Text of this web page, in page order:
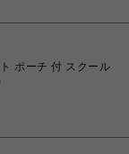
ポーチ 付 スクール